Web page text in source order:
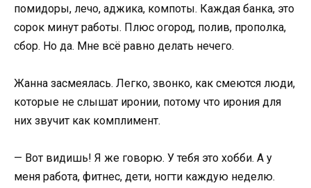
помидоры, лечо, аджика, компоты. Каждая банка, это
сорок минут работы. Плюс огород, полив, прополка,
сбор. Но да. Мне всё равно делать нечего.
Жанна засмеялась. Легко, звонко, как смеются люди,
которые не слышат иронии, потому что ирония для
них звучит как комплимент.
— Вот видишь! Я же говорю. У тебя это хобби. А у
меня работа, фитнес, дети, ногти каждую неделю.